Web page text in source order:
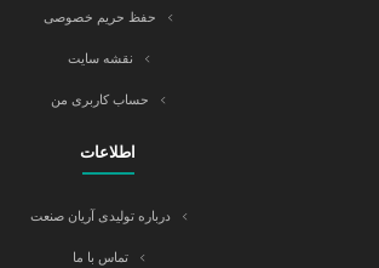
حفظ حریم خصوصی
نقشه سایت
حساب کاربری من
اطلاعات
درباره تولیدی آریان صنعت
تماس با ما